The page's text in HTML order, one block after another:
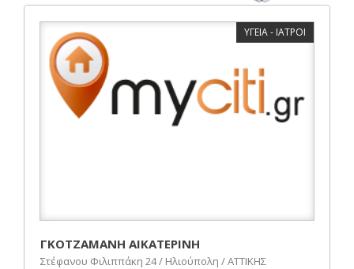
ΥΓΕΙΑ - ΙΑΤΡΟΙ
ΓΚΟΤΖΑΜΑΝΗ ΑΙΚΑΤΕΡΙΝΗ
Στέφανου Φιλιππάκη 24 / Ηλιούπολη / ΑΤΤΙΚΗΣ